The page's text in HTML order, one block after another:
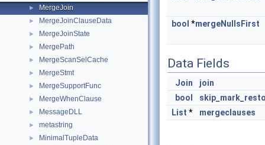
► MergeJoin
► MergeJoinClauseData
► MergeJoinState
► MergePath
► MergeScanSelCache
► MergeStmt
► MergeSupportFunc
► MergeWhenClause
► MessageDLL
► metastring
► MinimalTupleData
bool *mergeNullsFirst
Data Fields
Join
join
bool
List * mergeclauses